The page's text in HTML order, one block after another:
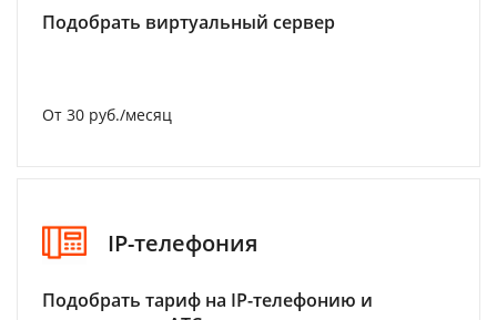
Подобрать виртуальный сервер
От 30 руб./месяц
IP-телефония
Подобрать тариф на IP-телефонию и